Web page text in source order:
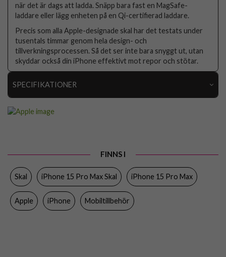
när det är dags att ladda. Snäpp bara fast en MagSafe-
laddare eller lägg enheten på en Qi-certifierad laddare.
Precis som alla Apple-designade skal har det testats under
tusentals timmar genom hela design- och
tillverkningsprocessen. Så det ser inte bara snyggt ut, utan
skyddar också din iPhone effektivt mot repor och stötar.
SPECIFIKATIONER
Färg Svart
Material
Varumärke
FINNS I
Skal iPhone 15 Pro Max Skal iPhone 15 Pro Max
Apple iPhone Mobiltillbehör